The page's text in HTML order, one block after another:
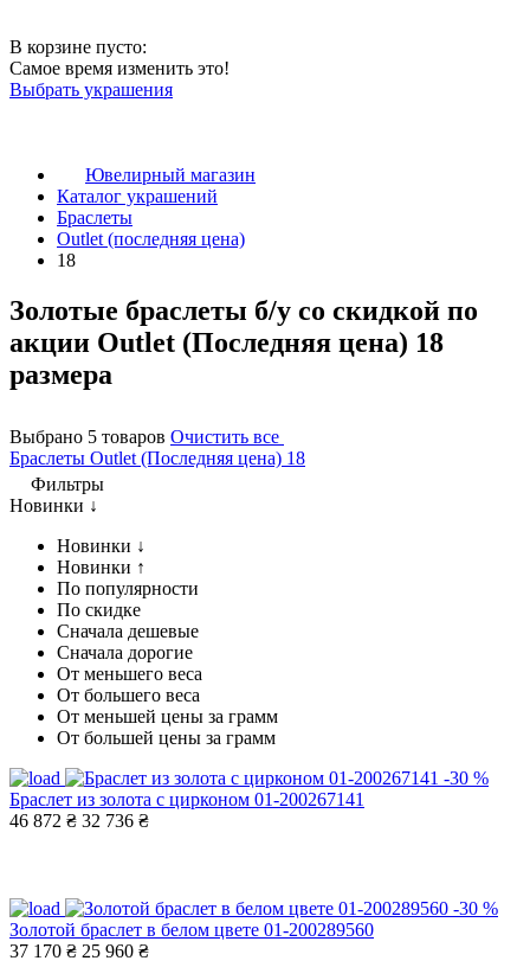
В корзине пусто:
Самое время изменить это!
Выбрать украшения
Ювелирный магазин
Каталог украшений
Браслеты
Outlet (последняя цена)
18
Золотые браслеты б/у со скидкой по
акции Outlet (Последняя цена) 18
размера
Выбрано 5 товаров Очистить все
Браслеты Outlet (Последняя цена) 18
Фильтры
Новинки ↓
Новинки ↓
Новинки ↑
По популярности
По скидке
Сначала дешевые
Сначала дорогие
От меньшего веса
От большего веса
От меньшей цены за грамм
От большей цены за грамм
-30 %
Браслет из золота с цирконом 01-200267141
46 872 ₴ 32 736 ₴
-30 %
Золотой браслет в белом цвете 01-200289560
37 170 ₴ 25 960 ₴